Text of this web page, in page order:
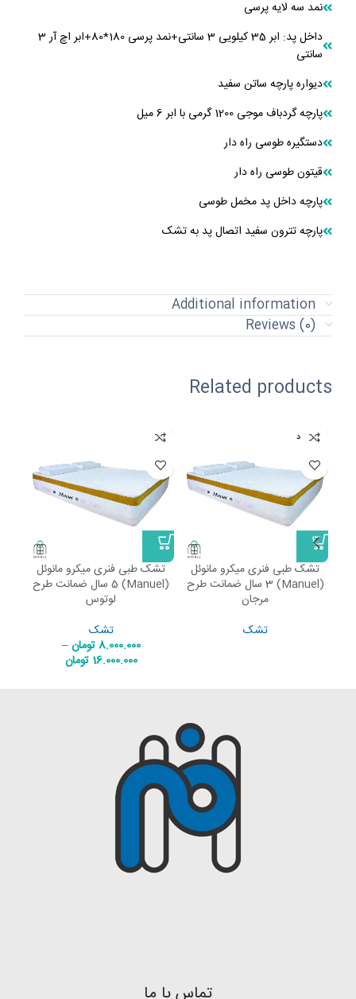
نمد سه لایه پرسی
داخل پد: ابر 35 کیلویی 3 سانتی+نمد پرسی 180*80+ابر اچ آر 3
سانتی
دیواره پارچه ساتن سفید
پارچه گردباف موجی 1200 گرمی با ابر 6 میل
دستگیره طوسی راه دار
قیتون طوسی راه دار
پارچه داخل پد مخمل طوسی
پارچه تترون سفید اتصال پد به تشک
Additional information
Reviews (0)
Related products
ناموجود
تشک طبی فنری میکرو مانوئل
(Manuel) 3 سال ضمانت طرح
مرجان
تشک
تشک طبی فنری میکرو مانوئل
(Manuel) 5 سال ضمانت طرح
لوتوس
تشک
8.000.000تومان–
16.000.000 تومان
تماس با ما